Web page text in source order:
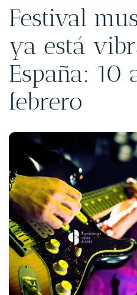
Festival
ya está
España: 10
febrero